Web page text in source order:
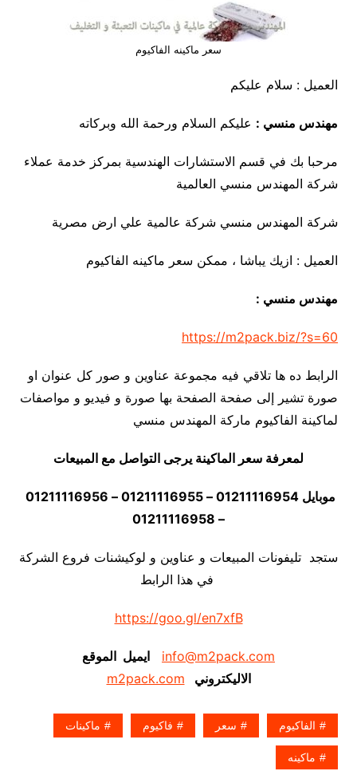
سعر ماكينه الفاكيوم
العميل : سلام عليكم
مهندس منسي : عليكم السلام ورحمة الله وبركاته
مرحبا بك في قسم الاستشارات الهندسية بمركز خدمة عملاء
شركة المهندس منسي العالمية
شركة المهندس منسي شركة عالمية علي ارض مصرية
العميل : ازيك يباشا ، ممكن سعر ماكينه الفاكيوم
مهندس منسي :
https://m2pack.biz/?s=60
الرابط ده ها تلاقي فيه مجموعة عناوين و صور كل عنوان او
صورة تشير إلى صفحة الصفحة بها صورة و فيديو و مواصفات
لماكينة الفاكيوم ماركة المهندس منسي
لمعرفة سعر الماكينة يرجى التواصل مع المبيعات
– 01211116958
ستجد تليفونات المبيعات و عناوين و لوكيشنات فروع الشركة
في هذا الرابط
https://goo.gl/en7xfB
info@m2pack.com
ايميل الموقع
الاليكتروني m2pack.com
الفاكيوم سعر فاكيوم ماكينات
ماكينه